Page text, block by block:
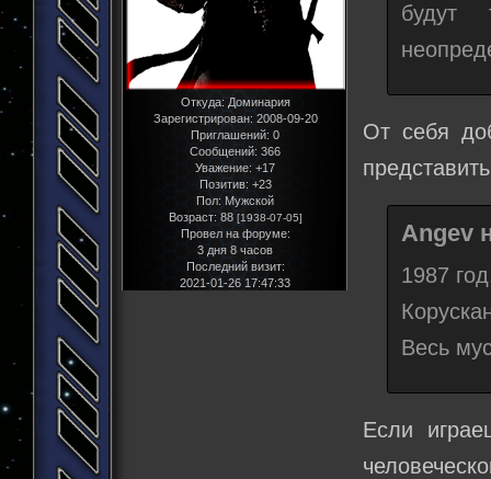
Откуда: Доминария
Зарегистрирован: 2008-09-20
Приглашений: 0
Сообщений: 366
Уважение: +17
Позитив: +23
Пол: Мужской
Возраст: 88 [1938-07-05]
Провел на форуме:
3 дня 8 часов
Последний визит:
2021-01-26 17:47:33
От себя
Angev
1987
Весь
Если